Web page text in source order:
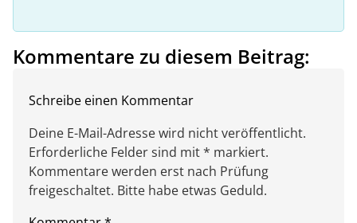
Kommentare zu diesem Beitrag:
Schreibe einen Kommentar
Deine E-Mail-Adresse wird nicht veröffentlicht.
Erforderliche Felder sind mit * markiert.
Kommentare werden erst nach Prüfung
freigeschaltet. Bitte habe etwas Geduld.